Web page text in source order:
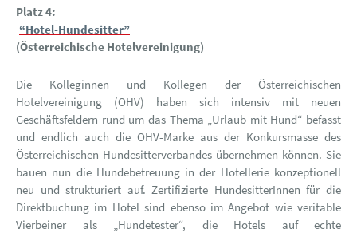
Platz 4:
“Hotel-Hundesitter”
(Österreichische Hotelvereinigung)
Die Kolleginnen und Kollegen der Österreichischen
Hotelvereinigung (ÖHV) haben sich intensiv mit neuen
Geschäftsfeldern rund um das Thema „Urlaub mit Hund“ befasst
und endlich auch die ÖHV-Marke aus der Konkursmasse des
Österreichischen Hundesitterverbandes übernehmen können. Sie
bauen nun die Hundebetreuung in der Hotellerie konzeptionell
neu und strukturiert auf. Zertifizierte HundesitterInnen für die
Direktbuchung im Hotel sind ebenso im Angebot wie veritable
Vierbeiner als „Hundetester“, die Hotels auf echte